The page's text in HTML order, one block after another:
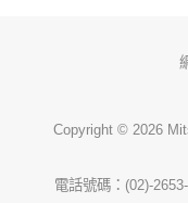
Copyright © 2026
電話號碼：(02)-